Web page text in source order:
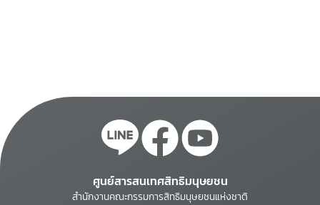
ศูนย์สารสนเทศสิทธิมนุษยชน
สำนักงานคณะกรรมการสิทธิมนุษยชนแห่งชาติ